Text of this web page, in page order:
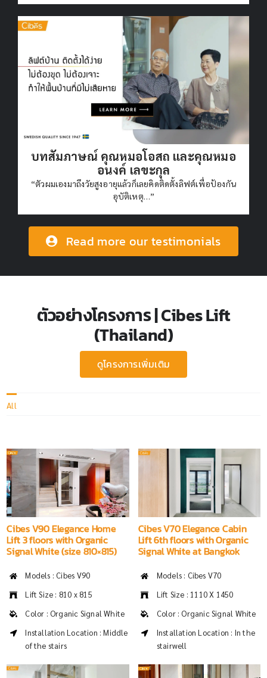
บทสัมภาษณ์ คุณหมอโอสถ และคุณหมอ
อนงค์ เลขะกุล
“ตัวผมเองมาถึงวัยสูงอายุแล้วก็เลยคิดติดตั้งลิฟต์เพื่อป้องกัน
อุบัติเหตุ…”
Read more our testimonials
ตัวอย่างโครงการ | Cibes Lift
(Thailand)
ดูโครงการเพิ่มเติม
All
Cibes V90 Elegance Home
Lift 3 floors with Organic
Signal White (size 810×815)
Models : Cibes V90
Lift Size : 810 x 815
Color : Organic Signal White
Installation Location : Middle
of the stairs
Cibes V70 Elegance Cabin
Lift 6th floors with Organic
Signal White at Bangkok
Models : Cibes V70
Lift Size : 1110 X 1450
Color : Organic Signal White
Installation Location : In the
stairwell